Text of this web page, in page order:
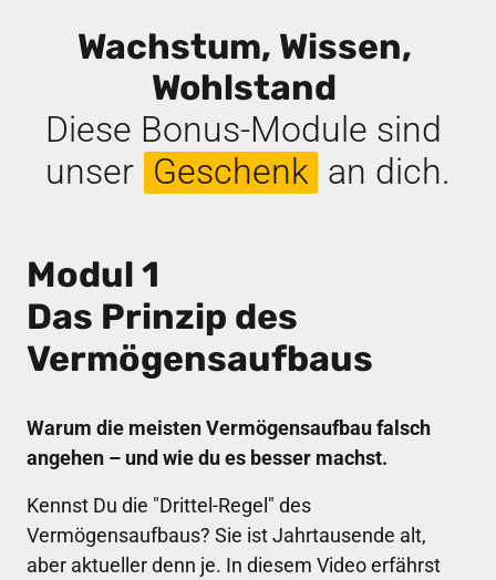
Wachstum, Wissen,
Wohlstand
Diese Bonus-Module sind
unser Geschenk an dich.
Modul 1
Das Prinzip des
Vermögensaufbaus
Warum die meisten Vermögensaufbau falsch
angehen – und wie du es besser machst.
Kennst Du die "Drittel-Regel" des
Vermögensaufbaus? Sie ist Jahrtausende alt,
aber aktueller denn je. In diesem Video erfährst